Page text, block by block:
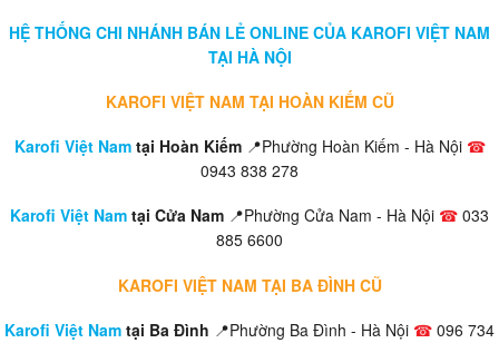
HỆ THỐNG CHI NHÁNH BÁN LẺ ONLINE CỦA KAROFI VIỆT NAM
TẠI HÀ NỘI
KAROFI VIỆT NAM TẠI HOÀN KIẾM CŨ
Karofi Việt Namtại Hoàn Kiếm 📍Phường Hoàn Kiếm - Hà Nội ☎
0943 838 278
Karofi Việt Nam tại Cửa Nam 📍Phường Cửa Nam - Hà Nội ☎ 033
885 6600
KAROFI VIỆT NAM TẠI BA ĐÌNH CŨ
Karofi Việt Nam tại Ba Đình 📍Phường Ba Đình - Hà Nội ☎ 096 734